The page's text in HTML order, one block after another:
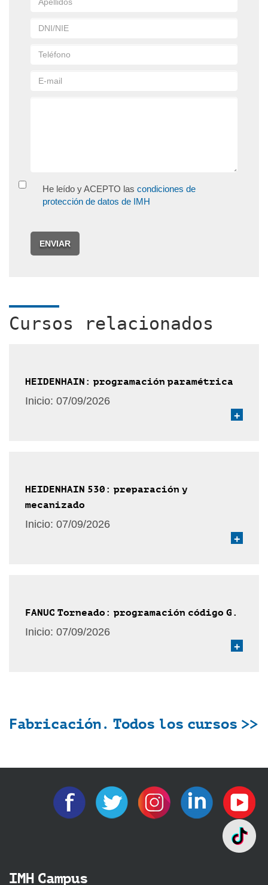
He leído y ACEPTO las condiciones de
protección de datos de IMH
ENVIAR
Cursos relacionados
HEIDENHAIN: programación paramétrica
Inicio: 07/09/2026
+
HEIDENHAIN 530: preparación y
mecanizado
Inicio: 07/09/2026
+
FANUC Torneado: programación código G.
Inicio: 07/09/2026
+
Fabricación. Todos los cursos >>
IMH Campus